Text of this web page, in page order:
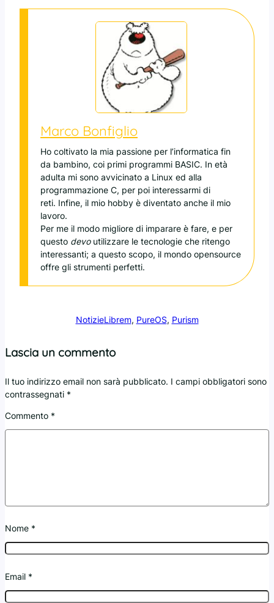
Marco Bonfiglio
Ho coltivato la mia passione per l’informatica fin
da bambino, coi primi programmi BASIC. In età
adulta mi sono avvicinato a Linux ed alla
programmazione C, per poi interessarmi di
reti. Infine, il mio hobby è diventato anche il mio
lavoro.
Per me il modo migliore di imparare è fare, e per
questo devoutilizzare le tecnologie che ritengo
interessanti; a questo scopo, il mondo opensource
offre gli strumenti perfetti.
NotizieLibrem, PureOS, Purism
Lascia un commento
Il tuo indirizzo email non sarà pubblicato. I campi obbligatori sono
contrassegnati *
Commento *
Nome *
Email *